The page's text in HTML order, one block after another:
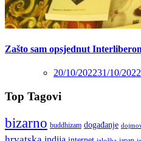
Zašto sam opsjednut
20/10/202231/10/2022
Top Tagovi
bizarno buddhizam događanje